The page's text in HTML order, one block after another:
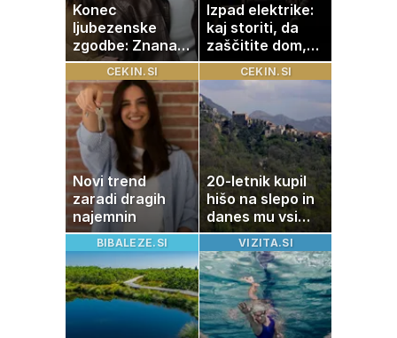
Konec
ljubezenske
zgodbe: Znana
Slovenka
potrdila razhod
z dolgoletnim
partnerjem
Izpad elektrike:
kaj storiti, da
zaščitite dom,
hrano in
elektronske
naprave
CEKIN.SI
Novi trend
zaradi dragih
najemnin
CEKIN.SI
20-letnik kupil
hišo na slepo in
danes mu vsi
zavidajo
BIBALEZE.SI VIZITA.SI